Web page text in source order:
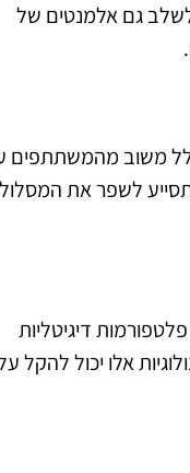
גם אלמנטים של
משוב מהמשתתפים
לשפר את
דיגיטליות
אלו יכול להקל